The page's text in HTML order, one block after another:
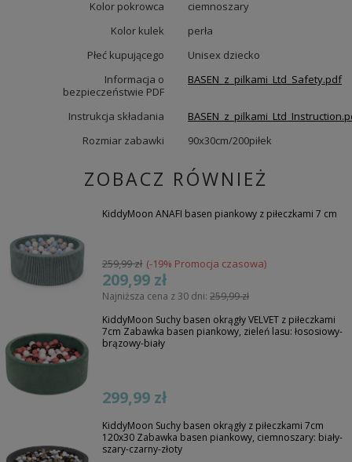
Kolor pokrowca
ciemnoszary
Kolor kulek
perła
Płeć kupującego
Unisex dziecko
Informacja o
bezpieczeństwie PDF
BASEN_z_pilkami_Ltd_Safety.pdf
Instrukcja składania
Rozmiar zabawki
90x30cm/200piłek
ZOBACZ RÓWNIEŻ
KiddyMoon ANAFI basen piankowy z piłeczkami 7 cm
259,99 zł (-19% Promocja czasowa)
209,99 zł
Najniższa cena z 30 dni: 259,99 zł
KiddyMoon Suchy basen okrągły VELVET z piłeczkami
7cm Zabawka basen piankowy, zieleń lasu: łososiowy-
brązowy-biały
299,99 zł
KiddyMoon Suchy basen okrągły z piłeczkami 7cm
120x30 Zabawka basen piankowy, ciemnoszary: biały-
szary-czarny-złoty